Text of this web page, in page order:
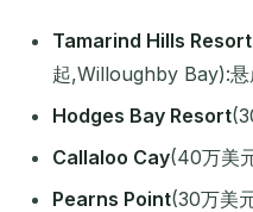
Tamarind Hills
起,Willoughby Bay):悬
Hodges Bay Resort
Callaloo Cay(40万美
Pearns Point(30万美